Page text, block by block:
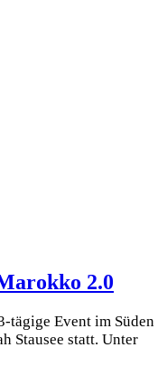
2.0
tägige Event im Süden
Stausee statt. Unter